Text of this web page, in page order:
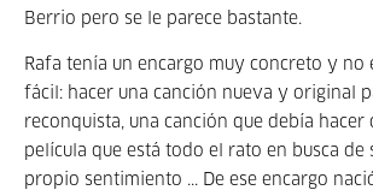
Berrio pero se le parece bastante.
Rafa tenía un encargo muy concreto y no
fácil: hacer una canción nueva y original
reconquista, una canción que debía hacer
película que está todo el rato en busca de
propio sentimiento ... De ese encargo